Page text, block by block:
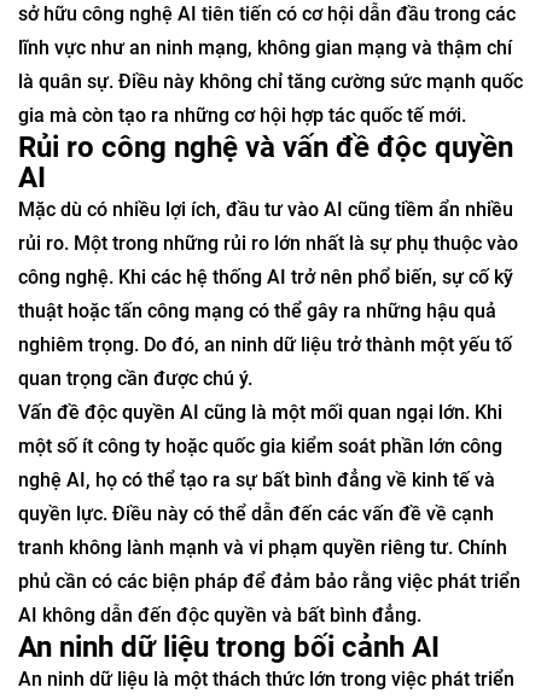
sở hữu công nghệ AI tiên tiến có cơ hội dẫn đầu trong các
lĩnh vực như an ninh mạng, không gian mạng và thậm chí
là quân sự. Điều này không chỉ tăng cường sức mạnh quốc
gia mà còn tạo ra những cơ hội hợp tác quốc tế mới.
Rủi ro công nghệ và vấn đề độc quyền
AI
Mặc dù có nhiều lợi ích, đầu tư vào AI cũng tiềm ẩn nhiều
rủi ro. Một trong những rủi ro lớn nhất là sự phụ thuộc vào
công nghệ. Khi các hệ thống AI trở nên phổ biến, sự cố kỹ
thuật hoặc tấn công mạng có thể gây ra những hậu quả
nghiêm trọng. Do đó, an ninh dữ liệu trở thành một yếu tố
quan trọng cần được chú ý.
Vấn đề độc quyền AI cũng là một mối quan ngại lớn. Khi
một số ít công ty hoặc quốc gia kiểm soát phần lớn công
nghệ AI, họ có thể tạo ra sự bất bình đẳng về kinh tế và
quyền lực. Điều này có thể dẫn đến các vấn đề về cạnh
tranh không lành mạnh và vi phạm quyền riêng tư. Chính
phủ cần có các biện pháp để đảm bảo rằng việc phát triển
AI không dẫn đến độc quyền và bất bình đẳng.
An ninh dữ liệu trong bối cảnh AI
An ninh dữ liệu là một thách thức lớn trong việc phát triển